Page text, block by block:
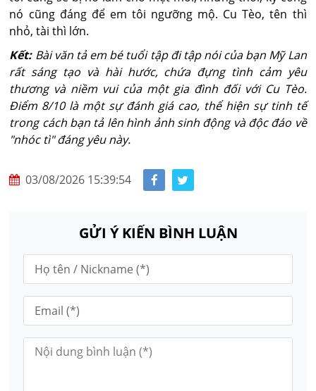
nó cũng đáng để em tôi ngưỡng mộ. Cu Tèo, tên thì
nhỏ, tài thì lớn.
Kết: Bài văn tả em bé tuổi tập đi tập nói của bạn Mỹ Lan
rất sáng tạo và hài hước, chứa đựng tình cảm yêu
thương và niềm vui của một gia đình đối với Cu Tèo.
Điểm 8/10 là một sự đánh giá cao, thể hiện sự tinh tế
trong cách bạn tả lên hình ảnh sinh động và độc đáo về
"nhóc tì" đáng yêu này.
03/08/2026 15:39:54
GỬI Ý KIẾN BÌNH LUẬN